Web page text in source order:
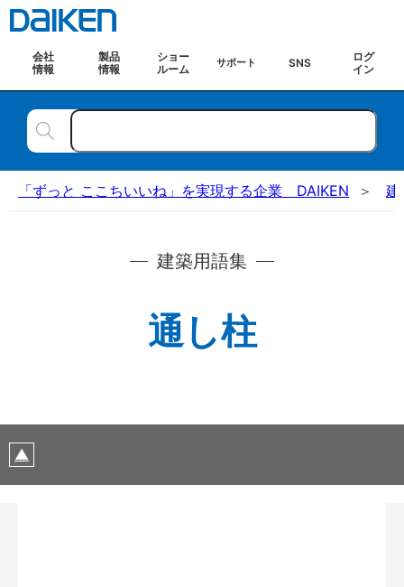
会社
情報
製品
情報
ショー
ルーム
サポート SNS
ログ
イン
「ずっと ここちいいね」を実現する企業 DAIKEN 建
建築用語集
通し柱